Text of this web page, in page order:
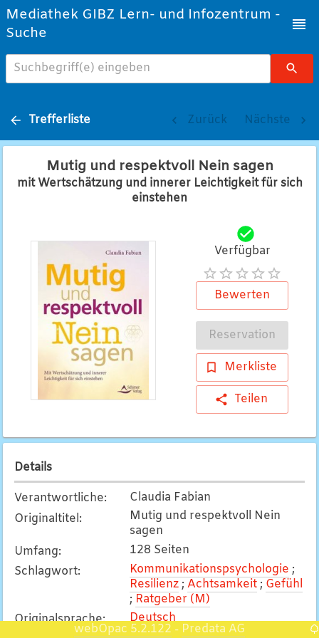
Mediathek GIBZ Lern- und Infozentrum -
Suche
Suchbegriff(e) eingeben
Trefferliste Zurück Nächste
Mutig und respektvoll Nein sagen
mit Wertschätzung und innerer Leichtigkeit für sich
einstehen
Verfügbar
Bewerten
Reservation
Merkliste
Teilen
Details
Verantwortliche:
Claudia Fabian
Originaltitel:
Mutig und respektvoll Nein
sagen
Umfang:
128 Seiten
Schlagwort: Kommunikationspsychologie ;
Resilienz ; Achtsamkeit ; Gefühl
; Ratgeber (M)
Originalsprache:
Deutsch
webOpac 5.2.122 - Predata AG